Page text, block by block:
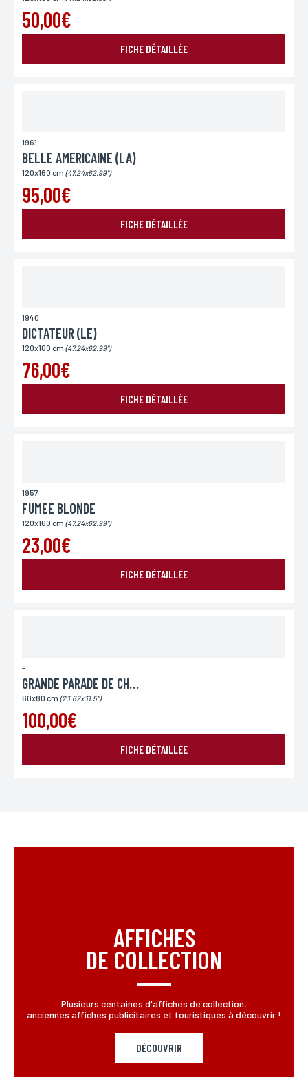
L’Incartade - 51 rue Basse, 59800 Lille.
50,00€
FICHE DÉTAILLÉE
1961
BELLE AMERICAINE (LA)
120x160 cm (47.24x62.99")
95,00€
FICHE DÉTAILLÉE
1940
DICTATEUR (LE)
120x160 cm (47.24x62.99")
76,00€
FICHE DÉTAILLÉE
1957
FUMEE BLONDE
120x160 cm (47.24x62.99")
23,00€
FICHE DÉTAILLÉE
-
GRANDE PARADE DE CHARLOT
60x80 cm (23.62x31.5")
100,00€
FICHE DÉTAILLÉE
AFFICHES
DE COLLECTION
Plusieurs centaines d'affiches de collection,
anciennes affiches publicitaires et touristiques à découvrir !
DÉCOUVRIR